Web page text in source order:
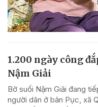
1.200 ngày công
Nậm Giải
Bờ suối Nậm Giải đang
người dân ở bản Pục, xã